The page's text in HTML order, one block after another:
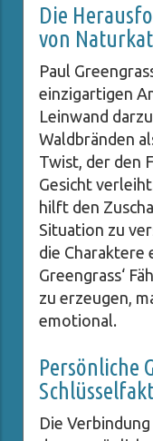
Die
von
Paul
einzigartigen
Leinwand
Waldbränden
Twist, der den
Gesicht
hilft den
Situation zu
die Charaktere
Greengrass‘
zu erzeugen,
emotional.
Persönliche
Die